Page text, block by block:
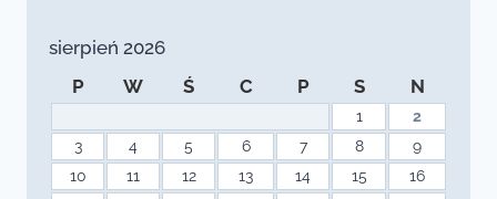
sierpień 2026
P
W Ś C P S N
1
2
3
4 5 6 7 8
9
10
11 12 13 14 15
16